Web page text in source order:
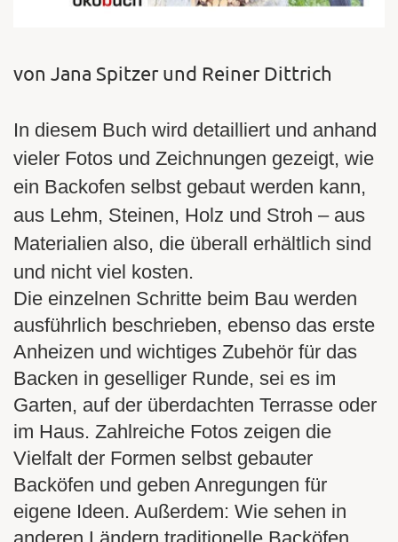
von Jana Spitzer und Reiner Dittrich
In diesem Buch wird detailliert und anhand
vieler Fotos und Zeichnungen gezeigt, wie
ein Backofen selbst gebaut werden kann,
aus Lehm, Steinen, Holz und Stroh – aus
Materialien also, die überall erhältlich sind
und nicht viel kosten.
Die einzelnen Schritte beim Bau werden
ausführlich beschrieben, ebenso das erste
Anheizen und wichtiges Zubehör für das
Backen in geselliger Runde, sei es im
Garten, auf der überdachten Terrasse oder
im Haus. Zahlreiche Fotos zeigen die
Vielfalt der Formen selbst gebauter
Backöfen und geben Anregungen für
eigene Ideen. Außerdem: Wie sehen in